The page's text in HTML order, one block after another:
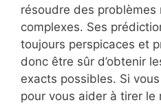
résoudre des problèmes
complexes. Ses
toujours perspicaces et
donc être sûr d’obtenir
exacts possibles. Si
pour vous aider à tirer